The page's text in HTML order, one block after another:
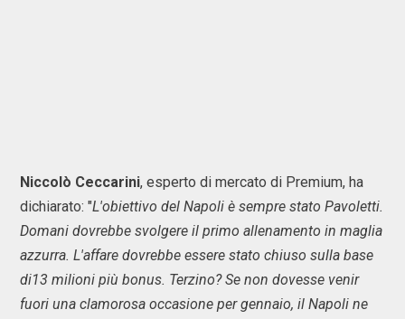
Niccolò Ceccarini, esperto di mercato di Premium, ha
dichiarato: "L'obiettivo del Napoli è sempre stato Pavoletti.
Domani dovrebbe svolgere il primo allenamento in maglia
azzurra. L'affare dovrebbe essere stato chiuso sulla base
di13 milioni più bonus. Terzino? Se non dovesse venir
fuori una clamorosa occasione per gennaio, il Napoli ne